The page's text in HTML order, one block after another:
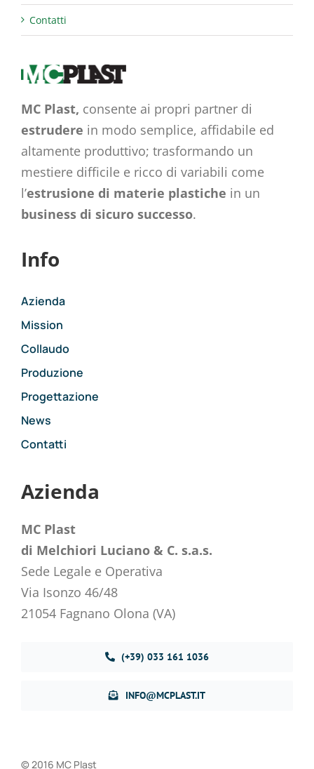
Contatti
MC Plast, consente ai propri partner di
estrudere in modo semplice, affidabile ed
altamente produttivo; trasformando un
mestiere difficile e ricco di variabili come
l’estrusione di materie plastiche in un
business di sicuro successo.
Info
Azienda
Mission
Collaudo
Produzione
Progettazione
News
Contatti
Azienda
MC Plast
di Melchiori Luciano & C. s.a.s.
Sede Legale e Operativa
Via Isonzo 46/48
21054 Fagnano Olona (VA)
(+39) 033 161 1036
INFO@MCPLAST.IT
© 2016 MC Plast